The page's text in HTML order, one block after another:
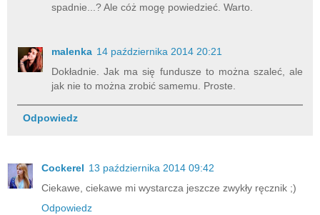
spadnie...? Ale cóż mogę powiedzieć. Warto.
malenka 14 października 2014 20:21
Dokładnie. Jak ma się fundusze to można szaleć, ale
jak nie to można zrobić samemu. Proste.
Odpowiedz
Cockerel 13 października 2014 09:42
Ciekawe, ciekawe mi wystarcza jeszcze zwykły ręcznik ;)
Odpowiedz